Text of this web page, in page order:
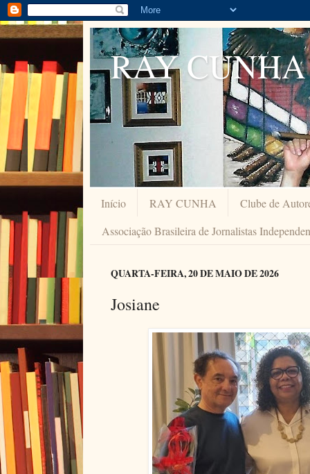
RAY CUNHA
Início RAY CUNHA
Clube de
Associação Brasileira de Jornalistas
QUARTA-FEIRA, 20 DE MAIO DE 2026
Josiane